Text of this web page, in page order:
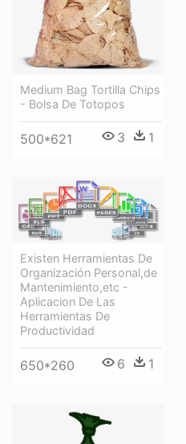
Medium Bag Tortilla Chips
- Bolsa De Totopos
500*621 3 1
Existen Herramientas De
Organización Personal,de
Mantenimiento,etc -
Aplicacion De Las
Herramientas De
Productividad
650*260 6 1